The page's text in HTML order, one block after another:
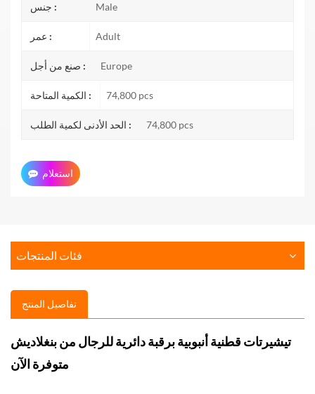
جنس : Male
عمر : Adult
صنع من أجل : Europe
الكمية المتاحة : 74,800 pcs
الحد الأدنى لكمية الطلب : 74,800 pcs
استعلام
فئات المنتجات
تفاصيل المنتج
تيشيرتات قطنية أنبوبية برقبة دائرية للرجال من بنغلاديش
متوفرة الآن